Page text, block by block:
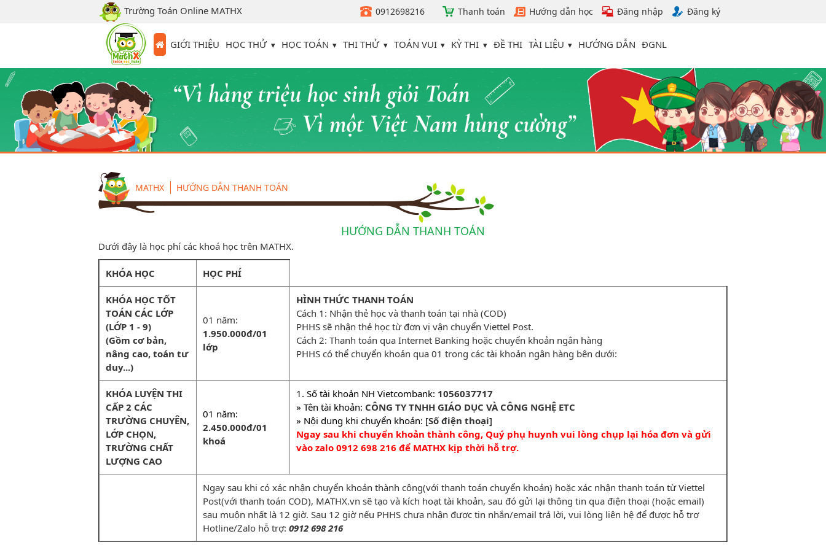
Trường Toán Online MATHX 0912698216 Thanh toán Hướng dẫn học Đăng nhập Đăng ký
GIỚI THIỆU HỌC THỬ HỌC TOÁN THI THỬ TOÁN VUI KỲ THI ĐỀ THI TÀI LIỆU HƯỚNG DẪN ĐGNL
MATHX HƯỚNG DẪN THANH TOÁN
HƯỚNG DẪN THANH TOÁN
Dưới đây là học phí các khoá học trên MATHX.
KHÓA HỌC HỌC PHÍ
KHÓA HỌC TỐT
TOÁN CÁC LỚP
(LỚP 1 - 9)
(Gồm cơ bản,
nâng cao, toán tư
duy...)
01 năm:
1.950.000đ/01
lớp
HÌNH THỨC THANH TOÁN
Cách 1: Nhận thẻ học và thanh toán tại nhà (COD)
PHHS sẽ nhận thẻ học từ đơn vị vận chuyển Viettel Post.
Cách 2: Thanh toán qua Internet Banking hoặc chuyển khoản ngân hàng
PHHS có thể chuyển khoản qua 01 trong các tài khoản ngân hàng bên dưới:
KHÓA LUYỆN THI
CẤP 2 CÁC
TRƯỜNG CHUYÊN,
LỚP CHỌN,
TRƯỜNG CHẤT
LƯỢNG CAO
01 năm:
2.450.000đ/01
khoá
1. Số tài khoản NH Vietcombank: 1056037717
» Tên tài khoản: CÔNG TY TNHH GIÁO DỤC VÀ CÔNG NGHỆ ETC
» Nội dung khi chuyển khoản: [Số điện thoại]
Ngay sau khi chuyển khoản thành công, Quý phụ huynh vui lòng chụp lại hóa đơn và gửi
vào zalo 0912 698 216 để MATHX kịp thời hỗ trợ.
Ngay sau khi có xác nhận chuyển khoản thành công(với thanh toán chuyển khoản) hoặc xác nhận thanh toán từ Viettel
Post(với thanh toán COD), MATHX.vn sẽ tạo và kích hoạt tài khoản, sau đó gửi lại thông tin qua điện thoại (hoặc email)
sau muộn nhất là 12 giờ. Sau 12 giờ nếu PHHS chưa nhận được tin nhắn/email trả lời, vui lòng liên hệ để được hỗ trợ
Hotline/Zalo hỗ trợ: 0912 698 216